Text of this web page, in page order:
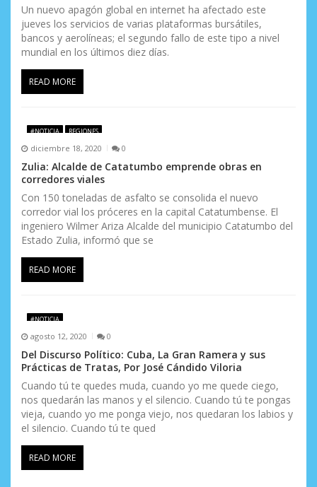
n
t
r
a
a
s
Un nuevo apagón global en internet ha afectado este
jueves los servicios de varias plataformas bursátiles,
bancos y aerolíneas; el segundo fallo de este tipo a nivel
mundial en los últimos diez días.
READ MORE
#NOTICIA REGIONES
diciembre 18, 2020 0
Zulia: Alcalde de Catatumbo emprende obras en
corredores viales
Con 150 toneladas de asfalto se consolida el nuevo
corredor vial los próceres en la capital Catatumbense. El
ingeniero Wilmer Ariza Alcalde del municipio Catatumbo del
Estado Zulia, informó que se
READ MORE
#NOTICIA
agosto 12, 2020 0
Del Discurso Político: Cuba, La Gran Ramera y sus
Prácticas de Tratas, Por José Cándido Viloria
Cuando tú te quedes muda, cuando yo me quede ciego,
nos quedarán las manos y el silencio. Cuando tú te pongas
vieja, cuando yo me ponga viejo, nos quedaran los labios y
el silencio. Cuando tú te qued
READ MORE